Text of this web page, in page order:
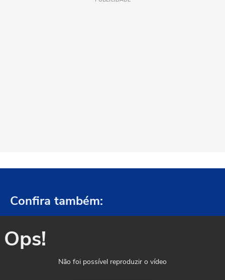
Confira também:
Ops!
Não foi possível reproduzir o vídeo